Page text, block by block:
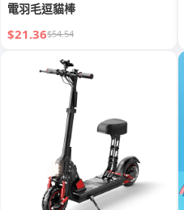
電羽毛逗貓棒
$21.36$54.54